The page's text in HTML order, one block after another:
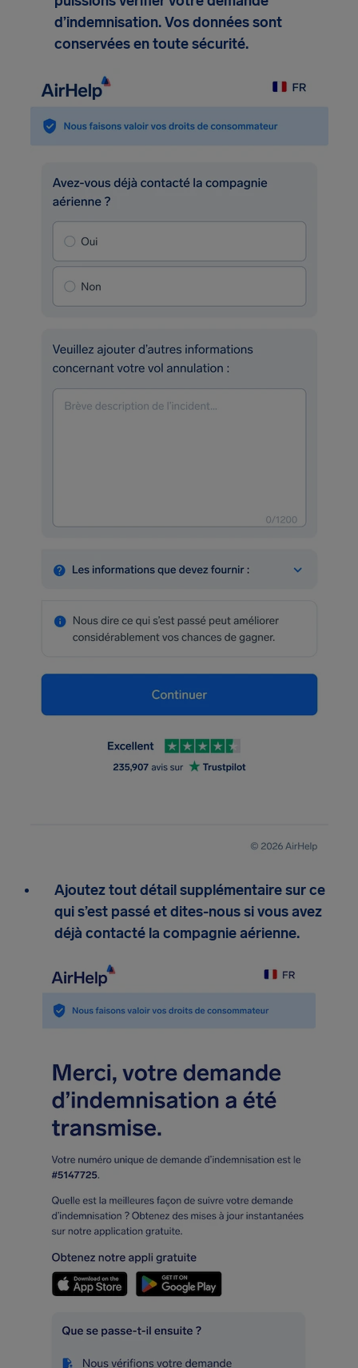
d’indemnisation. Vos données sont
conservées en toute sécurité.
Ajoutez tout détail supplémentaire sur ce
qui s’est passé et dites-nous si vous avez
déjà contacté la compagnie aérienne.